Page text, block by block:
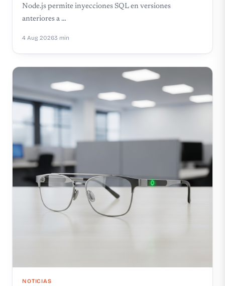
Node.js permite inyecciones SQL en versiones
anteriores a …
4 Aug 20263 min
NOTICIAS